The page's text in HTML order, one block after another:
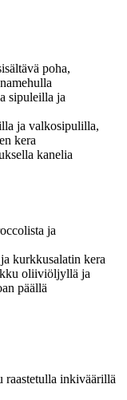
poha,
sipuleilla ja
ja valkosipulilla,
kera
kanelia
ja
kurkkusalatin kera
oliiviöljyllä ja
päällä
raastetulla inkiväärillä